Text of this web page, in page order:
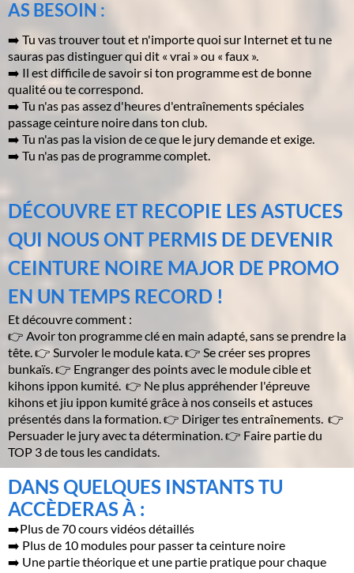
AS BESOIN :
➡️ Tu vas trouver tout et n'importe quoi sur Internet et tu ne
sauras pas distinguer qui dit « vrai » ou « faux ».
➡️ Il est difficile de savoir si ton programme est de bonne
qualité ou te correspond.
➡️ Tu n'as pas assez d'heures d'entraînements spéciales
passage ceinture noire dans ton club.
➡️ Tu n'as pas la vision de ce que le jury demande et exige.
➡️ Tu n'as pas de programme complet.
DÉCOUVRE ET RECOPIE LES ASTUCES
QUI NOUS ONT PERMIS DE DEVENIR
CEINTURE NOIRE MAJOR DE PROMO
EN UN TEMPS RECORD !
Et découvre comment :
👉 Avoir ton programme clé en main adapté, sans se prendre la
tête. 👉 Survoler le module kata. 👉 Se créer ses propres
bunkaïs. 👉 Engranger des points avec le module cible et
kihons ippon kumité. 👉 Ne plus appréhender l'épreuve
kihons et jiu ippon kumité grâce à nos conseils et astuces
présentés dans la formation. 👉 Diriger tes entraînements. 👉
Persuader le jury avec ta détermination. 👉 Faire partie du
TOP 3 de tous les candidats.
DANS QUELQUES INSTANTS TU
ACCÈDERAS À :
➡️Plus de 70 cours vidéos détaillés
➡️ Plus de 10 modules pour passer ta ceinture noire
➡️ Une partie théorique et une partie pratique pour chaque